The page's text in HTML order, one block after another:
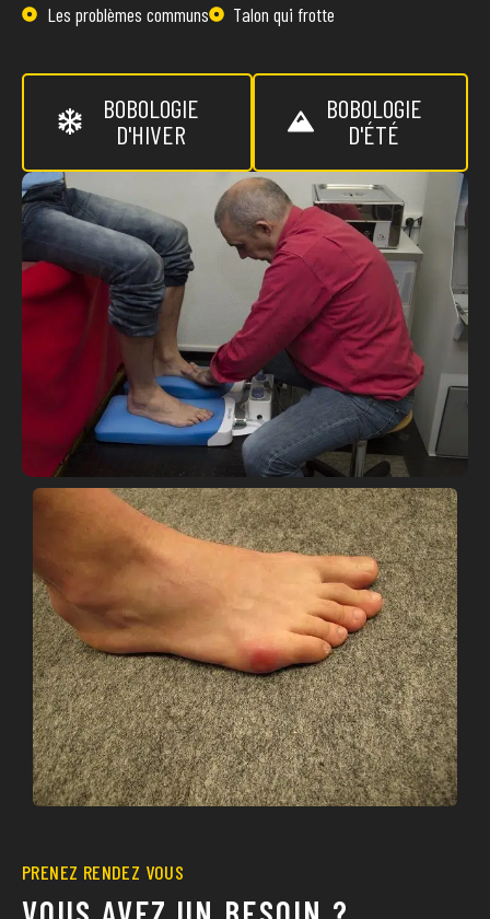
Les problèmes communs
Talon qui frotte
BOBOLOGIE
D'HIVER
BOBOLOGIE
D'ÉTÉ
PRENEZ RENDEZ VOUS